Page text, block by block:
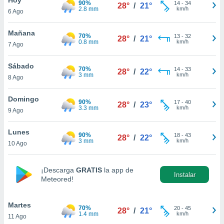
en
más
nuestra
de
aceptar
de
6 Ago
90%
2.8 mm
28° / 21° 14- 34
km/h
Mañana
7 Ago
70%
0.8 mm
28° / 21° 13- 32
km/h
Sábado
8 Ago
70%
3 mm
28° / 22° 14- 33
km/h
Domingo
9 Ago
90%
3.3 mm
28° / 23° 17- 40
km/h
Lunes
10 Ago
90%
3 mm
28° / 22° 18- 43
km/h
¡Descarga GRATIS la app de
Meteored!
Instalar
Martes
11 Ago
70%
1.4 mm
28° / 21° 20- 45
km/h